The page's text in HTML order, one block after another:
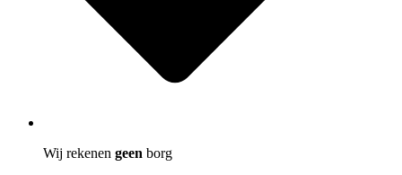
Wij rekenen geen borg